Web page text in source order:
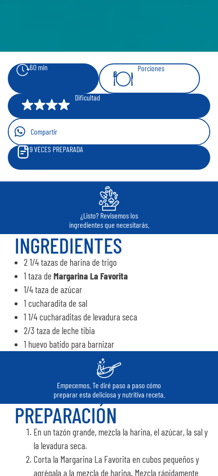
60 min
8
Porciones
Dificultad
Compartir
9VECES PREPARADA
¿Listo? Revisemos los
ingredientes que necesitarás.
INGREDIENTES
2 1/4 tazas de harina de trigo
1 taza de Margarina La Favorita
1/4 taza de azúcar
1 cucharadita de sal
1 1/4 cucharaditas de levadura seca
2/3 taza de leche tibia
1 huevo batido para barnizar
Empecemos. Te diré paso a paso cómo
preparar esta deliciosa y nutritiva receta.
PREPARACIÓN
En un tazón grande, mezcla la harina, el azúcar, la sal y
la levadura seca.
Corta la Margarina La Favorita en cubos pequeños y
agrégala a la mezcla de harina. Mezcla rápidamente